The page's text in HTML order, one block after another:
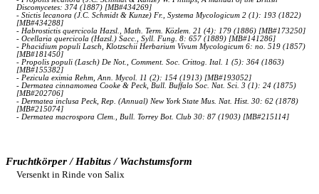
Discomycetes: 374 (1887) [MB#434269]
- Stictis lecanora (J.C. Schmidt & Kunze) Fr., Systema Mycologicum 2 (1): 193 (1822)
[MB#434288]
- Habrostictis quercicola Hazsl., Math. Term. Közlem. 21 (4): 179 (1886) [MB#173250]
- Ocellaria quercicola (Hazsl.) Sacc., Syll. Fung. 8: 657 (1889) [MB#141286]
- Phacidium populi Lasch, Klotzschii Herbarium Vivum Mycologicum 6: no. 519 (1857)
[MB#181450]
- Propolis populi (Lasch) De Not., Comment. Soc. Crittog. Ital. 1 (5): 364 (1863)
[MB#155382]
- Pezicula eximia Rehm, Ann. Mycol. 11 (2): 154 (1913) [MB#193052]
- Dermatea cinnamomea Cooke & Peck, Bull. Buffalo Soc. Nat. Sci. 3 (1): 24 (1875)
[MB#202706]
- Dermatea inclusa Peck, Rep. (Annual) New York State Mus. Nat. Hist. 30: 62 (1878)
[MB#215074]
- Dermatea macrospora Clem., Bull. Torrey Bot. Club 30: 87 (1903) [MB#215114]
Fruchtkörper / Habitus / Wachstumsform
Versenkt in Rinde von Salix